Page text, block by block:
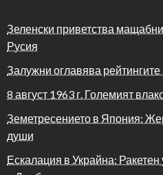
Зеленски приветства
Русия
Залужни оглавява
8 август 1963 г. Големият
Земетресението в Япония:
души
Ескалация в Украйна: